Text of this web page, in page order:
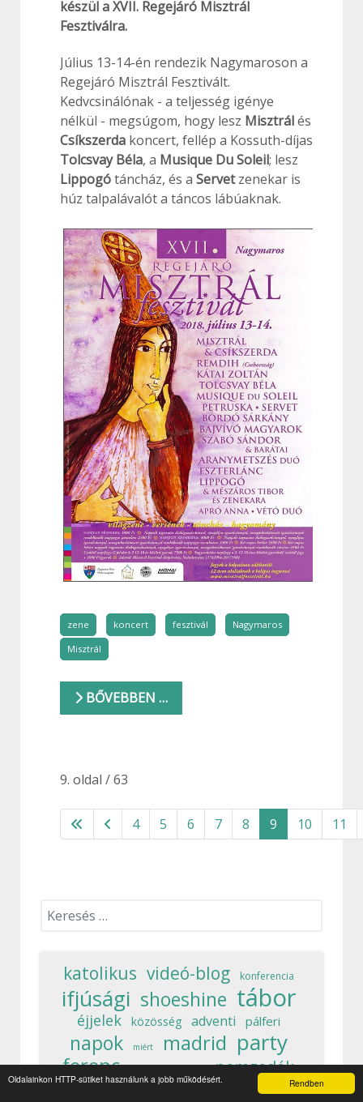
Rendben
Oldalainkon HTTP-sütiket használunk a jobb működésért.
készül a XVII. Regejáró Misztrál
Fesztiválra.
Július 13-14-én rendezik Nagymaroson a
Regejáró Misztrál Fesztivált.
Kedvcsinálónak - a teljesség igénye
nélkül - megsúgom, hogy lesz Misztrálés
Csíkszerda koncert, fellép a Kossuth-díjas
Tolcsvay Béla, a Musique Du Soleil; lesz
Lippogótáncház, és a Servetzenekar is
húz talpalávalót a táncos lábúaknak.
zene koncert fesztivál
Nagymaros
Misztrál
BŐVEBBEN …
9. oldal / 63
4 5 6 7 8 9 10 11
Keresés...
katolikus videó-blog konferencia
ifjúsági shoeshine tábor
éjjelek közösség adventi pálferi
napok miért madrid party
ferenc opensky nemzedék
galga hogyan interjú magyar